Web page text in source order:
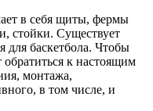
в себя щиты, фермы
стойки. Существует
для баскетбола. Чтобы
к настоящим
монтажа,
в том числе, и